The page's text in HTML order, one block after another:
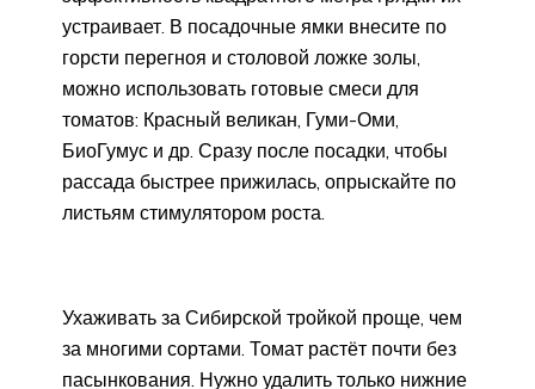
устраивает. В посадочные ямки внесите по
горсти перегноя и столовой ложке золы,
можно использовать готовые смеси для
томатов: Красный великан, Гуми-Оми,
БиоГумус и др. Сразу после посадки, чтобы
рассада быстрее прижилась, опрыскайте по
листьям стимулятором роста.
Ухаживать за Сибирской тройкой проще, чем
за многими сортами. Томат растёт почти без
пасынкования. Нужно удалить только нижние